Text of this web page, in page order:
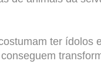
ter ídolos